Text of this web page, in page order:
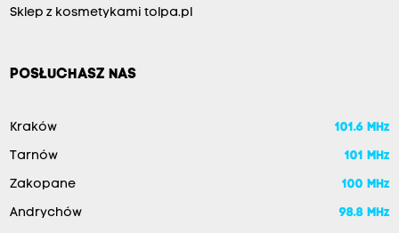
Sklep z kosmetykami tolpa.pl
POSŁUCHASZ NAS
Kraków 101.6 MHz
Tarnów 101 MHz
Zakopane 100 MHz
Andrychów 98.8 MHz